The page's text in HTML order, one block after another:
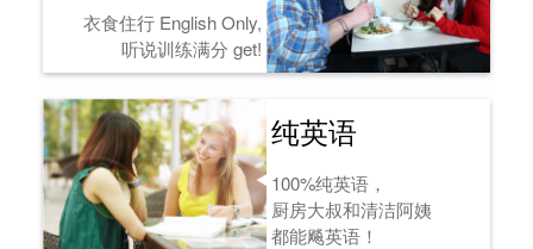
衣食住行 English Only,
听说训练满分 get!
纯英语
100%纯英语，
厨房大叔和清洁阿姨
都能飚英语！